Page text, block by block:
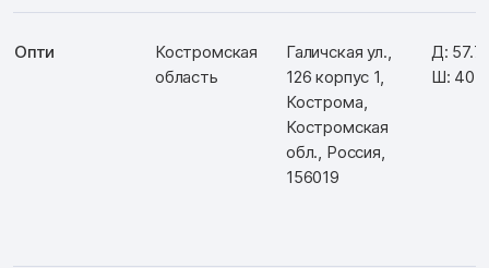
Опти
Костромская
область
Галичская ул.,
126 корпус 1,
Кострома,
Костромская
обл., Россия,
156019
Д:
Ш: